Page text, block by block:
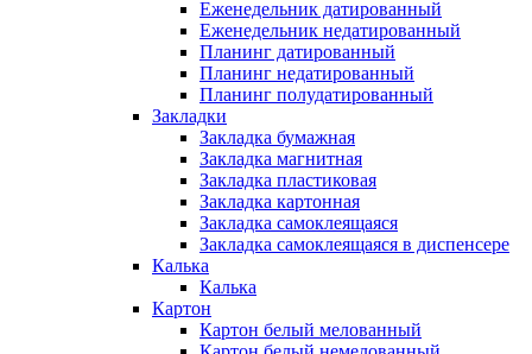
Еженедельник датированный
Еженедельник недатированный
Планинг датированный
Планинг недатированный
Планинг полудатированный
Закладки
Закладка бумажная
Закладка магнитная
Закладка пластиковая
Закладка картонная
Закладка самоклеящаяся
Закладка самоклеящаяся в диспенсере
Калька
Калька
Картон
Картон белый мелованный